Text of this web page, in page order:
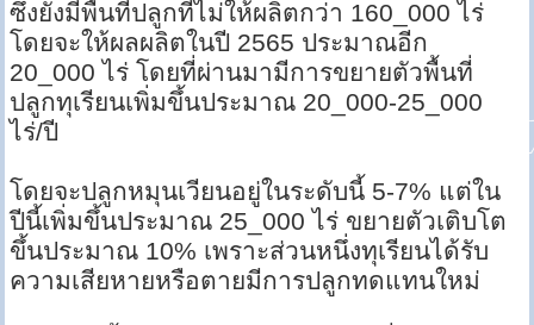
ซึ่งยังมีพื้นที่ปลูกที่ไม่ให้ผลิตกว่า 160_000 ไร่
โดยจะให้ผลผลิตในปี 2565 ประมาณอีก
20_000 ไร่ โดยที่ผ่านมามีการขยายตัวพื้นที่
ปลูกทุเรียนเพิ่มขึ้นประมาณ 20_000-25_000
ไร่/ปี
โดยจะปลูกหมุนเวียนอยู่ในระดับนี้ 5-7% แต่ใน
ปีนี้เพิ่มขึ้นประมาณ 25_000 ไร่ ขยายตัวเติบโต
ขึ้นประมาณ 10% เพราะส่วนหนึ่งทุเรียนได้รับ
ความเสียหายหรือตายมีการปลูกทดแทนใหม่